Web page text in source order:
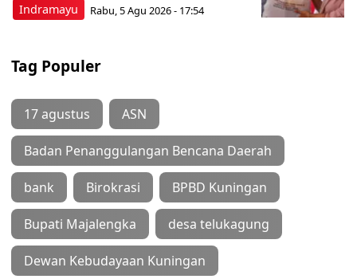
Indramayu Rabu, 5 Agu 2026 - 17:54
Tag Populer
17 agustus ASN
Badan Penanggulangan Bencana Daerah
bank Birokrasi BPBD Kuningan
Bupati Majalengka desa telukagung
Dewan Kebudayaan Kuningan